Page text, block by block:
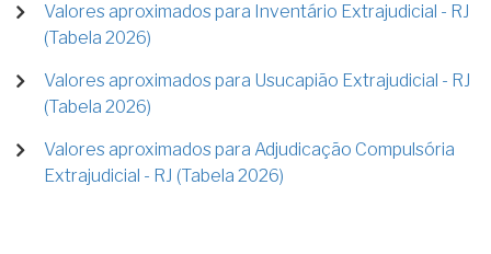
Valores aproximados para Inventário Extrajudicial - RJ
(Tabela 2026)
Valores aproximados para Usucapião Extrajudicial - RJ
(Tabela 2026)
Valores aproximados para Adjudicação Compulsória
Extrajudicial - RJ (Tabela 2026)